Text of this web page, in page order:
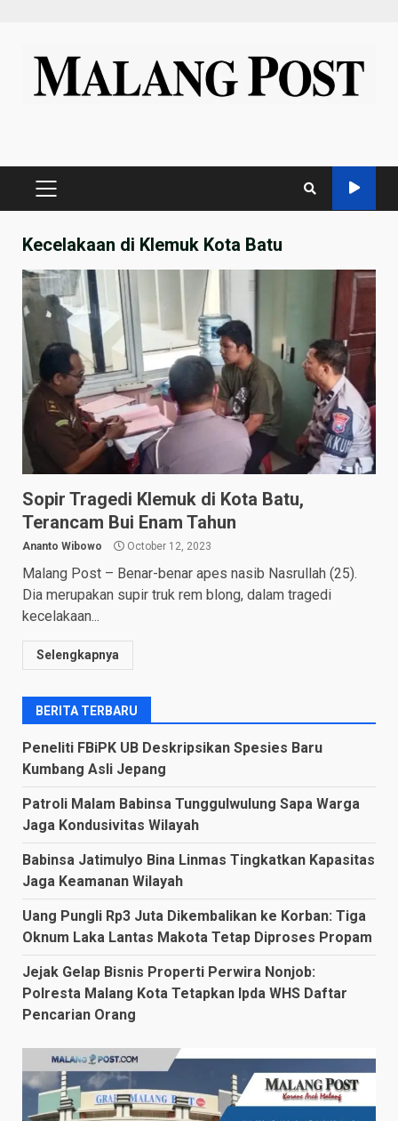
content
PRIMARY
Kecelakaan di Klemuk Kota Batu
Sopir Tragedi Klemuk di Kota Batu,
Terancam Bui Enam Tahun
Ananto Wibowo October 12, 2023
Malang Post – Benar-benar apes nasib Nasrullah (25).
Dia merupakan supir truk rem blong, dalam tragedi
kecelakaan...
Selengkapnya
BERITA TERBARU
Peneliti FBiPK UB Deskripsikan Spesies Baru
Kumbang Asli Jepang
Patroli Malam Babinsa Tunggulwulung Sapa Warga
Jaga Kondusivitas Wilayah
Babinsa Jatimulyo Bina Linmas Tingkatkan Kapasitas
Jaga Keamanan Wilayah
Uang Pungli Rp3 Juta Dikembalikan ke Korban: Tiga
Oknum Laka Lantas Makota Tetap Diproses Propam
Jejak Gelap Bisnis Properti Perwira Nonjob:
Polresta Malang Kota Tetapkan Ipda WHS Daftar
Pencarian Orang